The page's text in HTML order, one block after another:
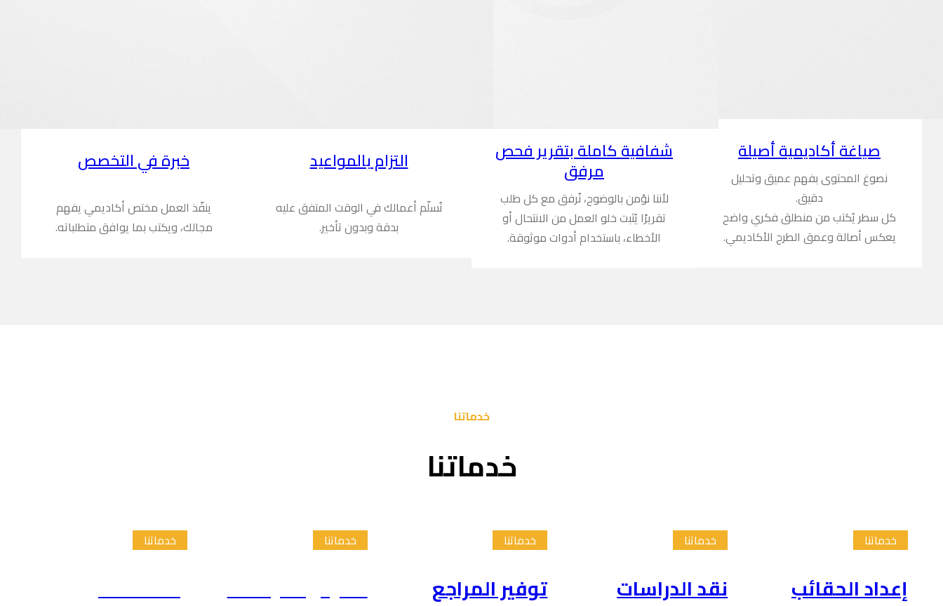
صياغة أكاديمية أصيلة
نصوغ المحتوى بفهم عميق وتحليل
دقيق.
كل سطر يُكتب من منطلق فكري واضح
يعكس أصالة وعمق الطرح الأكاديمي.
شفافية كاملة بتقرير فحص
مرفق
لأننا نؤمن بالوضوح، نُرفق مع كل طلب
تقريرًا يُثبت خلو العمل من الانتحال أو
الأخطاء، باستخدام أدوات موثوقة.
التزام بالمواعيد
نُسلّم أعمالك في الوقت المتفق عليه
بدقة وبدون تأخير.
خبرة في التخصص
ينفّذ العمل مختص أكاديمي يفهم
مجالك، ويكتب بما يوافق متطلباته.
خدماتنا
خدماتنا
خدماتنا
إعداد الحقائب
خدماتنا
نقد الدراسات
خدماتنا
توفير المراجع
خدماتنا
تلخيص الدراسات
خدماتنا
إعداد الاطار